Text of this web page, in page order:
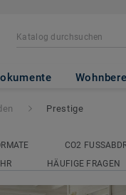
Prestige
CO2
HÄUFIGE FRAGEN